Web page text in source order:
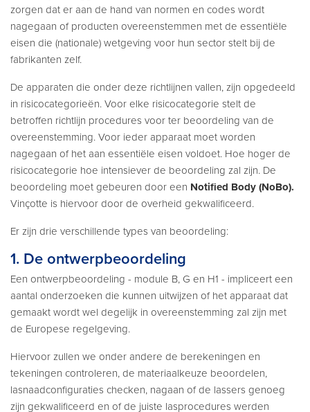
zorgen dat er aan de hand van normen en codes wordt
nagegaan of producten overeenstemmen met de essentiële
eisen die (nationale) wetgeving voor hun sector stelt bij de
fabrikanten zelf.
De apparaten die onder deze richtlijnen vallen, zijn opgedeeld
in risicocategorieën. Voor elke risicocategorie stelt de
betroffen richtlijn procedures voor ter beoordeling van de
overeenstemming. Voor ieder apparaat moet worden
nagegaan of het aan essentiële eisen voldoet. Hoe hoger de
risicocategorie hoe intensiever de beoordeling zal zijn. De
beoordeling moet gebeuren door een Notified Body (NoBo).
Vinçotte is hiervoor door de overheid gekwalificeerd.
Er zijn drie verschillende types van beoordeling:
1. De ontwerpbeoordeling
Een ontwerpbeoordeling - module B, G en H1 - impliceert een
aantal onderzoeken die kunnen uitwijzen of het apparaat dat
gemaakt wordt wel degelijk in overeenstemming zal zijn met
de Europese regelgeving.
Hiervoor zullen we onder andere de berekeningen en
tekeningen controleren, de materiaalkeuze beoordelen,
lasnaadconfiguraties checken, nagaan of de lassers genoeg
zijn gekwalificeerd en of de juiste lasprocedures werden